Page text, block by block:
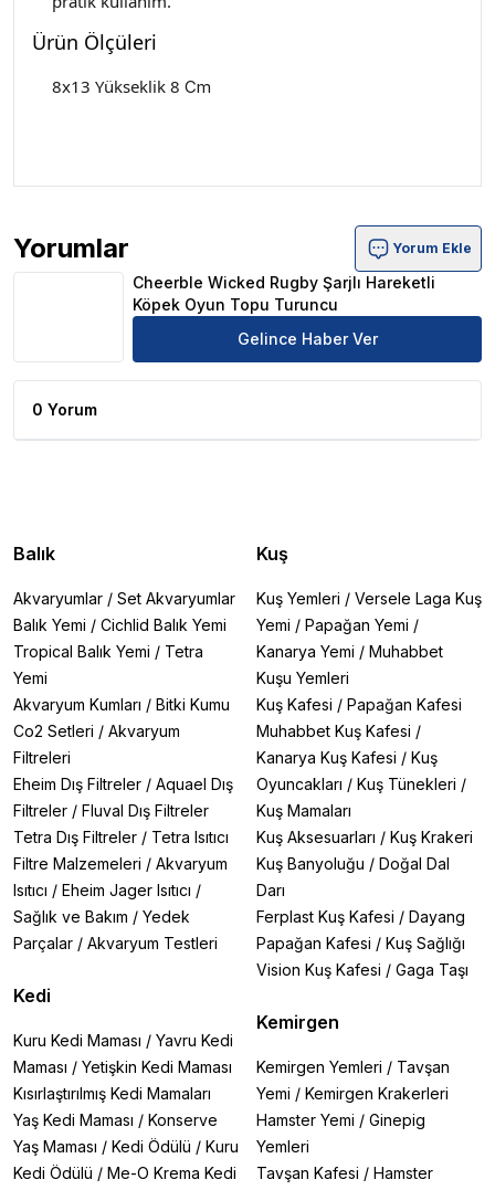
Ürün Ölçüleri
8x13 Yükseklik 8 Cm
Yorumlar
Cheerble Wicked Rugby Şarjlı Hareketli Köpek Oyun
Yorum Ekle
Cheerble Wicked Rugby Şarjlı Hareketli
Köpek Oyun Topu Turuncu
Gelince Haber Ver
0 Yorum
Balık
Akvaryumlar / Set Akvaryumlar
Balık Yemi / Cichlid Balık Yemi
Tropical Balık Yemi / Tetra
Yemi
Akvaryum Kumları / Bitki Kumu
Co2 Setleri / Akvaryum
Filtreleri
Eheim Dış Filtreler / Aquael Dış
Filtreler / Fluval Dış Filtreler
Tetra Dış Filtreler / Tetra Isıtıcı
Filtre Malzemeleri / Akvaryum
Isıtıcı / Eheim Jager Isıtıcı /
Sağlık ve Bakım / Yedek
Parçalar / Akvaryum Testleri
Kedi
Kuru Kedi Maması / Yavru Kedi
Maması / Yetişkin Kedi Maması
Kısırlaştırılmış Kedi Mamaları
Yaş Kedi Maması / Konserve
Yaş Maması / Kedi Ödülü / Kuru
Kedi Ödülü / Me-O Krema Kedi
Kuş
Kuş Yemleri / Versele Laga Kuş
Yemi / Papağan Yemi /
Kanarya Yemi / Muhabbet
Kuşu Yemleri
Kuş Kafesi / Papağan Kafesi
Muhabbet Kuş Kafesi /
Kanarya Kuş Kafesi / Kuş
Oyuncakları / Kuş Tünekleri /
Kuş Mamaları
Kuş Aksesuarları / Kuş Krakeri
Kuş Banyoluğu / Doğal Dal
Darı
Ferplast Kuş Kafesi / Dayang
Papağan Kafesi / Kuş Sağlığı
Vision Kuş Kafesi / Gaga Taşı
Kemirgen
Kemirgen Yemleri / Tavşan
Yemi / Kemirgen Krakerleri
Hamster Yemi / Ginepig
Yemleri
Tavşan Kafesi / Hamster